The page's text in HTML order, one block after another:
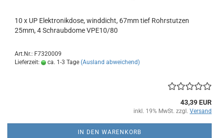
10 x UP Elektronikdose, winddicht, 67mm tief Rohrstutzen
25mm, 4 Schraubdome VPE10/80
Art.Nr.: F7320009
Lieferzeit:
ca. 1-3 Tage (Ausland abweichend)
43,39 EUR
inkl. 19% MwSt. zzgl. Versand
IN DEN WARENKORB